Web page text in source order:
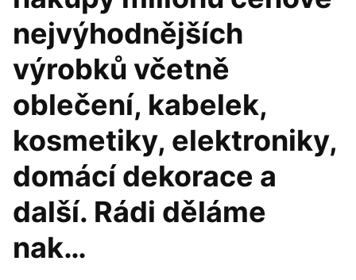
nejvýhodnějších
výrobků včetně
oblečení, kabelek,
kosmetiky, elektroniky,
domácí dekorace a
další. Rádi děláme
nak…